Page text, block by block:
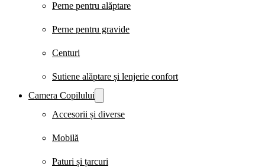
Perne pentru alăptare
Perne pentru gravide
Centuri
Sutiene alăptare și lenjerie confort
Camera Copilului
Accesorii și diverse
Mobilă
Paturi și țarcuri